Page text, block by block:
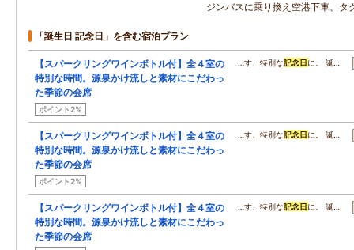
ジンバスに乗り換え空港下車、タ
「誕生日 記念日」を含む宿泊プラン
【スパークリングワインボトル付】全４室の
特別な時間。源泉かけ流しと素材にこだわっ
た季節の会席
ポイント2%
…す、特別な記念日 に。 誕…
【スパークリングワインボトル付】全４室の
特別な時間。源泉かけ流しと素材にこだわっ
た季節の会席
ポイント2%
…す、特別な記念日 に。 誕…
【スパークリングワインボトル付】全４室の
特別な時間。源泉かけ流しと素材にこだわっ
た季節の会席
…す、特別な記念日 に。 誕…